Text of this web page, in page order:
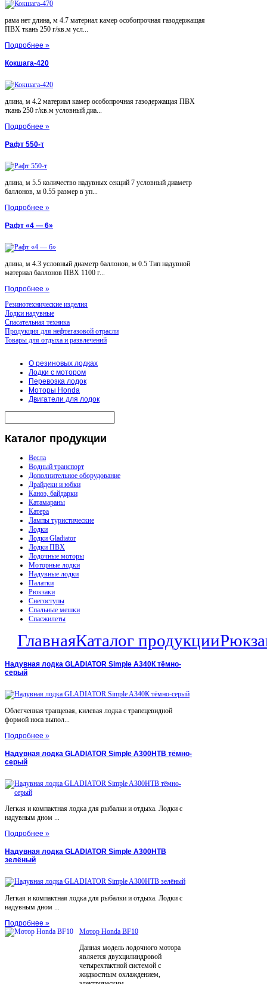
рама нет длина, м 4.7 материал камер особопрочная газодержащая
ПВХ ткань 250 г/кв.м усл...
Подробнее »
Кокшага-420
длина, м 4.2 материал камер особопрочная газодержащая ПВХ
ткань 250 г/кв.м условный диа...
Подробнее »
Рафт 550-т
длина, м 5.5 количество надувных секций 7 условный диаметр
баллонов, м 0.55 размер в уп...
Подробнее »
Рафт «4 — 6»
длина, м 4.3 условный диаметр баллонов, м 0.5 Тип надувной
материал баллонов ПВХ 1100 г...
Подробнее »
Резинотехнические изделия
Лодки надувные
Спасательная техника
Продукция для нефтегазовой отрасли
Товары для отдыха и развлечений
О резиновых лодках
Лодки с мотором
Перевозка лодок
Моторы Honda
Двигатели для лодок
Каталог продукции
Весла
Водный транспорт
Дополнительное оборудование
Драйдеки и юбки
Каноэ, байдарки
Катамараны
Катера
Лампы туристические
Лодки
Лодки Gladiator
Лодки ПВХ
Лодочные моторы
Моторные лодки
Надувные лодки
Палатки
Рюкзаки
Снегоступы
Спальные мешки
Спасжилеты
ГлавнаяКаталог продукции
Надувная лодка GLADIATOR Simple A340К тёмно-
серый
Облегченная транцевая, килевая лодка с трапецевидной
формой носа выпол...
Подробнее »
Надувная лодка GLADIATOR Simple A300НТВ тёмно-
серый
Легкая и компактная лодка для рыбалки и отдыха. Лодки с
надувным дном ...
Подробнее »
Надувная лодка GLADIATOR Simple A300НТВ
зелёный
Легкая и компактная лодка для рыбалки и отдыха. Лодки с
надувным дном ...
Подробнее »
Мотор Honda BF10
Данная модель лодочного мотора
является двухцилиндровой
четырехтактной системой с
жидкостным охлаждением,